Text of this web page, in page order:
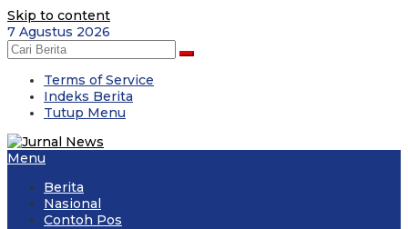
Skip to content
7 Agustus 2026
Terms of Service
Indeks Berita
Tutup Menu
Menu
Berita
Nasional
Contoh Pos